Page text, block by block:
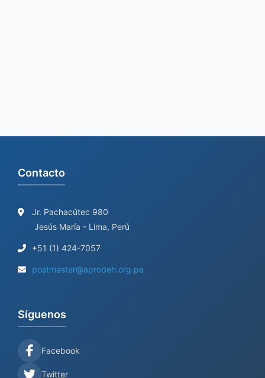
Contacto
Jr. Pachacútec 980
Jesús María - Lima, Perú
+51 (1) 424-7057
postmaster@aprodeh.org.pe
Síguenos
Facebook
Twitter